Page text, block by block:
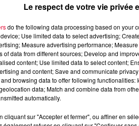
à travers FG Archives.
sans modération.
FG (IOS
Le respect de votre vie privée
do the following data processing based on your
Use limited data to select advertising;
Measure advertising performance;
of data from different sources; Develop and
content; Use limited data to select content;
and content; Save and communicate
browsing data to offer following
data; Match and combine data from
automatically.
cliquant sur "Accepter et fermer", ou affiner en